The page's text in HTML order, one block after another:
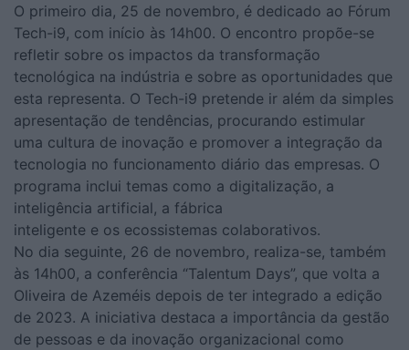
O primeiro dia, 25 de novembro, é dedicado ao Fórum
Tech-i9, com início às 14h00. O encontro propõe-se
refletir sobre os impactos da transformação
tecnológica na indústria e sobre as oportunidades que
esta representa. O Tech-i9 pretende ir além da simples
apresentação de tendências, procurando estimular
uma cultura de inovação e promover a integração da
tecnologia no funcionamento diário das empresas. O
programa inclui temas como a digitalização, a
inteligência artificial, a fábrica
inteligente e os ecossistemas colaborativos.
No dia seguinte, 26 de novembro, realiza-se, também
às 14h00, a conferência “Talentum Days”, que volta a
Oliveira de Azeméis depois de ter integrado a edição
de 2023. A iniciativa destaca a importância da gestão
de pessoas e da inovação organizacional como